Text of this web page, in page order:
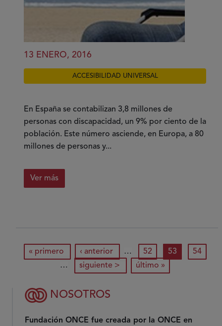
13 ENERO, 2016
ACCESIBILIDAD UNIVERSAL
En España se contabilizan 3,8 millones de
personas con discapacidad, un 9% por ciento de la
población. Este número asciende, en Europa, a 80
millones de personas y...
Ver más
sobre
gestión
de
una
para
Paginación
primera página
« primero página anterior
‹ anterior … página
52 página actual
53 página
54
…
siguiente página
siguiente > última página
último »
NOSOTROS
Fundación ONCE fue creada por la ONCE en